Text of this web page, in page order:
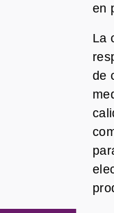
en
La
de